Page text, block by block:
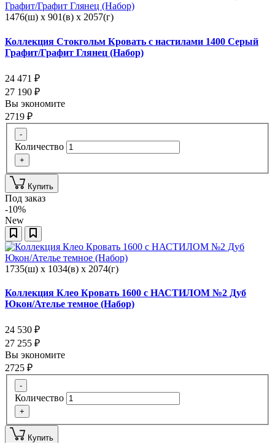
1476(ш) x 901(в) x 2057(г)
Коллекция Стокгольм Кровать с настилами 1400 Серый
Графит/Графит Глянец (Набор)
24 471 ₽
27 190 ₽
Вы экономите
2719 ₽
-
Количество
+
Купить
Под заказ
-10%
New
1735(ш) x 1034(в) x 2074(г)
Коллекция Клео Кровать 1600 с НАСТИЛОМ №2 Дуб
Юкон/Ателье темное (Набор)
24 530 ₽
27 255 ₽
Вы экономите
2725 ₽
-
Количество
+
Купить